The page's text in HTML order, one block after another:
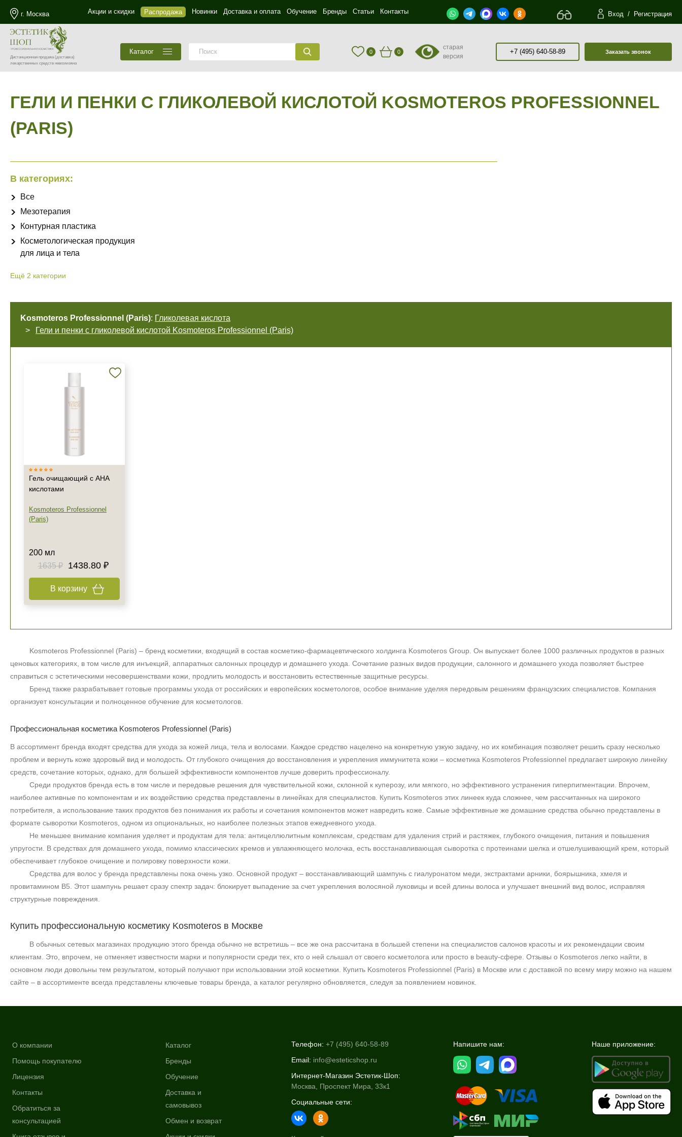
г. Москва Акции и скидки Распродажа Новинки Доставка и оплата Обучение Бренды Статьи Контакты Вход / Регистрация
Дистанционная продажа(доставка)
лекарственных средств невозможна
Каталог 0 0
старая
версия
+7 (495) 640-58-89 Заказать звонок
ГЕЛИ И ПЕНКИ С ГЛИКОЛЕВОЙ КИСЛОТОЙ KOSMOTEROS PROFESSIONNEL
(PARIS)
В категориях:
Все
Мезотерапия
Контурная пластика
Косметологическая продукция
для лица и тела
Ещё 2 категории
Kosmoteros Professionnel (Paris): Гликолевая кислота
Гели и пенки с гликолевой кислотой Kosmoteros Professionnel (Paris)
Гель очищающий с АНА
кислотами
Kosmoteros Professionnel
(Paris)
200 мл
1635 ₽
1438.80 ₽
В корзину
KosmoterosProfessionnel (Paris) – бренд косметики, входящий в состав косметико-фармацевтического холдинга Kosmoteros Group. Он выпускает более 1000 различных продуктов в разных
ценовых категориях, в том числе для инъекций, аппаратных салонных процедур и домашнего ухода. Сочетание разных видов продукции, салонного и домашнего ухода позволяет быстрее
справиться с эстетическими несовершенствами кожи, продлить молодость и восстановить естественные защитные ресурсы.
Бренд также разрабатывает готовые программы ухода от российских и европейских косметологов, особое внимание уделяя передовым решениям французских специалистов. Компания
организует консультации и полноценное обучение для косметологов.
Профессиональная косметика Kosmoteros Professionnel (Paris)
В ассортимент бренда входят средства для ухода за кожей лица, тела и волосами. Каждое средство нацелено на конкретную узкую задачу, но их комбинация позволяет решить сразу несколько
проблем и вернуть коже здоровый вид и молодость. От глубокого очищения до восстановления и укрепления иммунитета кожи – косметика Kosmoteros Professionnel предлагает широкую линейку
средств, сочетание которых, однако, для большей эффективности компонентов лучше доверить профессионалу.
Среди продуктов бренда есть в том числе и передовые решения для чувствительной кожи, склонной к куперозу, или мягкого, но эффективного устранения гиперпигментации. Впрочем,
наиболее активные по компонентам и их воздействию средства представлены в линейках для специалистов. Купить Kosmoteros этих линеек куда сложнее, чем рассчитанных на широкого
потребителя, а использование таких продуктов без понимания их работы и сочетания компонентов может навредить коже. Самые эффективные же домашние средства обычно представлены в
формате сыворотки Kosmoteros , одном из опциональных, но наиболее полезных этапов ежедневного ухода.
Не меньшее внимание компания уделяет и продуктам для тела: антицеллюлитным комплексам, средствам для удаления стрий и растяжек, глубокого очищения, питания и повышения
упругости. В средствах для домашнего ухода, помимо классических кремов и увлажняющего молочка, есть восстанавливающая сыворотка с протеинами шелка и отшелушивающий крем, который
обеспечивает глубокое очищение и полировку поверхности кожи.
Средства для волос у бренда представлены пока очень узко. Основной продукт – восстанавливающий шампунь с гиалуронатом меди, экстрактами арники, боярышника, хмеля и
провитамином B5. Этот шампунь решает сразу спектр задач: блокирует выпадение за счет укрепления волосяной луковицы и всей длины волоса и улучшает внешний вид волос, исправляя
структурные повреждения.
Купить профессиональную косметику Kosmoteros в Москве
В обычных сетевых магазинах продукцию этого бренда обычно не встретишь – все же она рассчитана в большей степени на специалистов салонов красоты и их рекомендации своим
клиентам. Это, впрочем, не отменяет известности марки и популярности среди тех, кто о ней слышал от своего косметолога или просто в beauty-сфере. Отзывы о Kosmoteros легко найти, в
основном люди довольны тем результатом, который получают при использовании этой косметики. Купить Kosmoteros Professionnel (Paris) в Москве или с доставкой по всему миру можно на нашем
сайте – в ассортименте всегда представлены ключевые товары бренда, а каталог регулярно обновляется, следуя за появлением новинок.
О компании
Помощь покупателю
Лицензия
Контакты
Обратиться за
консультацией
Каталог
Бренды
Обучение
Доставка и
самовывоз
Обмен и возврат
Телефон: +7 (495) 640-58-89
Email: info@esteticshop.ru
Интернет-Магазин Эстетик-Шоп:
Москва, Проспект Мира, 33к1
Социальные сети:
Напишите нам: Наше приложение: